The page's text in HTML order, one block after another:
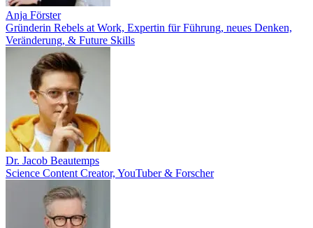
Anja Förster
Gründerin Rebels at Work, Expertin für Führung, neues Denken,
Veränderung, & Future Skills
Dr. Jacob Beautemps
Science Content Creator, YouTuber & Forscher